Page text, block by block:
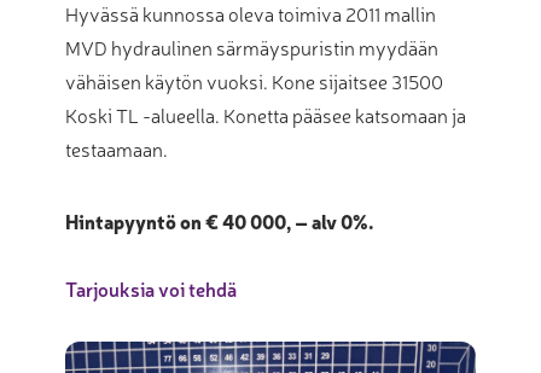
Hyvässä kunnossa oleva toimiva 2011 mallin
MVD hydraulinen särmäyspuristin myydään
vähäisen käytön vuoksi. Kone sijaitsee 31500
Koski TL -alueella. Konetta pääsee katsomaan ja
testaamaan.
Hintapyyntö on € 40 000, – alv 0%.
Tarjouksia voi tehdä